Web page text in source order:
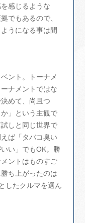
感じるような
でもあるので、
うになる事は間
ント。トーナメ
ナメントではな
めて、尚且つ
」という主観で
しと同じ世界で
ば「タバコ臭い
い」でもOK。勝
ントはものすご
ち上がったのは
したクルマを選ん